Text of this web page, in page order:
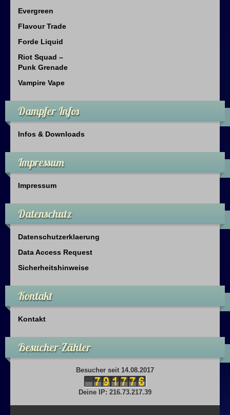
Evergreen
Flavour Trade
Forde Liquid
Riot Squad –
Punk Grenade
Vampire Vape
Dampfer Infos
Infos & Downloads
Impressum
Impressum
Datenschutz
Datenschutzerklaerung
Data Access Request
Sicherheitshinweise
Kontakt
Kontakt
Besucher-Zähler
Besucher seit 14.08.2017
Deine IP: 216.73.217.39